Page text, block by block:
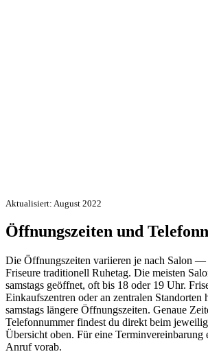
Aktualisiert: August 2022
Öffnungszeiten und
Die Öffnungszeiten variieren je nach Salon —
Friseure traditionell Ruhetag. Die meisten
samstags geöffnet, oft bis 18 oder 19 Uhr.
Einkaufszentren oder an zentralen Standorten
samstags längere Öffnungszeiten. Genaue
Telefonnummer findest du direkt beim
Übersicht oben. Für eine Terminvereinbarung
Anruf vorab.